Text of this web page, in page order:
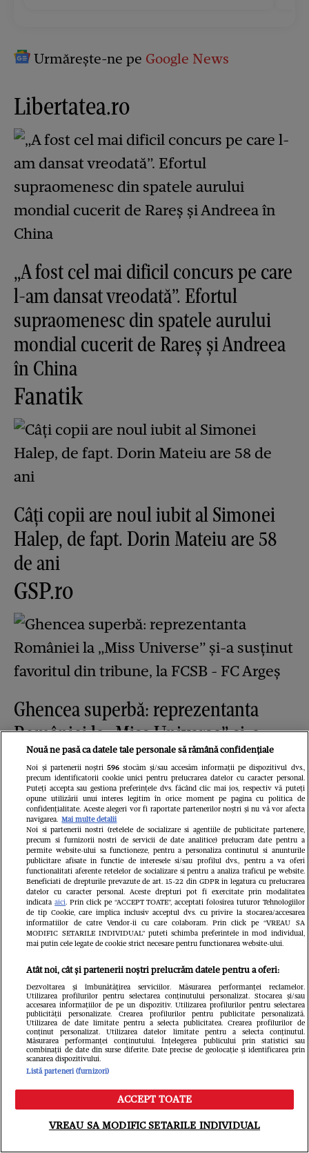
Urmărește-ne pe Google News
Libertatea.ro
„A fost cel mai dificil concurs pe care
l-am dansat vreodată”. Efortul
supraomenesc din spatele aurului
mondial cucerit de Rareș și Andreea
în China
Fanatik
Câți copii are noul iubit al Simonei
Halep, de fapt. Dorin Mateiu are 58
de ani
GSP.ro
Ghencea superbă: reprezentanta
României la „Miss Universe” și-a
susținut favoritul din tribune, la
FCSB - FC Argeș
Redactia.ro
Veste dureroasă înainte de Sfântul
Ilie! Zodia care descoperă o trădare
uriașă și îi lasă pe toți fără replică
Libertatea.ro
Judecătoarea Ionela Tudor, care a
Meniu Caută
Nouă ne pasă ca datele tale personale să rămână confidențiale
Noi și partenerii noștri 596stocăm și/sau accesăm informații pe dispozitivul dvs.,
precum identificatorii cookie unici pentru prelucrarea datelor cu caracter personal.
Puteți accepta sau gestiona preferințele dvs. făcând clic mai jos, respectiv vă puteți
opune utilizării unui interes legitim în orice moment pe pagina cu politica de
confidențialitate. Aceste alegeri vor fi raportate partenerilor noștri și nu vă vor afecta
navigarea. Mai multe detalii
Noi si partenerii nostri (retelele de socializare si agentiile de publicitate partenere,
precum si furnizorii nostri de servicii de date analitice) prelucram date pentru a
permite website-ului sa functioneze, pentru a personaliza continutul si anunturile
publicitare afisate in functie de interesele si/sau profilul dvs., pentru a va oferi
functionalitati aferente retelelor de socializare si pentru a analiza traficul pe website.
Beneficiati de drepturile prevazute de art. 15-22 din GDPR in legatura cu prelucrarea
datelor cu caracter personal. Aceste drepturi pot fi exercitate prin modalitatea
indicataaici. Prin click pe “ACCEPT TOATE”, acceptati folosirea tuturor Tehnologiilor
de tip Cookie, care implica inclusiv acceptul dvs. cu privire la stocarea/accesarea
informatiilor de catre Vendor-ii cu care colaboram. Prin click pe “VREAU SA
MODIFIC SETARILE INDIVIDUAL” puteti schimba preferintele in mod individual,
mai putin cele legate de cookie strict necesare pentru functionarea website-ului.
Atât noi, cât și partenerii noștri prelucrăm datele pentru a oferi:
Dezvoltarea și îmbunătățirea serviciilor. Măsurarea performanței reclamelor.
Utilizarea profilurilor pentru selectarea conținutului personalizat. Stocarea și/sau
accesarea informațiilor de pe un dispozitiv. Utilizarea profilurilor pentru selectarea
publicității personalizate. Crearea profilurilor pentru publicitate personalizată.
Utilizarea de date limitate pentru a selecta publicitatea. Crearea profilurilor de
conținut personalizat. Utilizarea datelor limitate pentru a selecta conținutul.
Măsurarea performanței conținutului. Înțelegerea publicului prin statistici sau
combinații de date din surse diferite. Date precise de geolocație și identificarea prin
scanarea dispozitivului.
Listă parteneri (furnizori)
ACCEPT TOATE
VREAU SA MODIFIC SETARILE INDIVIDUAL